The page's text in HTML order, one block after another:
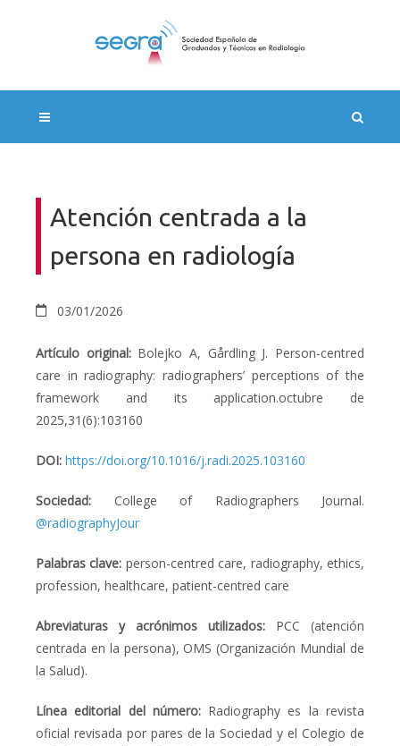
Atención centrada a la
persona en radiología
03/01/2026
Artículo original: Bolejko A, Gårdling J. Person-centred
care in radiography: radiographers’ perceptions of the
framework and its application.octubre de
2025,31(6):103160
DOI: https://doi.org/10.1016/j.radi.2025.103160
Sociedad:
College of Radiographers Journal.
@radiographyJour
Palabras clave: person-centred care, radiography, ethics,
profession, healthcare, patient-centred care
Abreviaturas y acrónimos utilizados: PCC (atención
centrada en la persona), OMS (Organización Mundial de
la Salud).
Línea editorial del número:Radiography es la revista
oficial revisada por pares de la Sociedad y el Colegio de